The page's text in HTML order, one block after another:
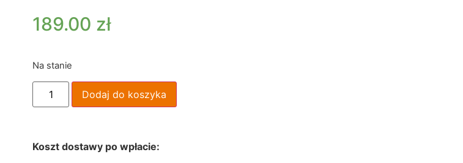
189.00 zł
Na stanie
Dodaj do koszyka
Koszt dostawy po wpłacie: